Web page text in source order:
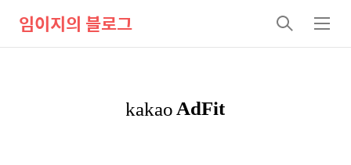
임이지의 블로그
검
색
메
뉴